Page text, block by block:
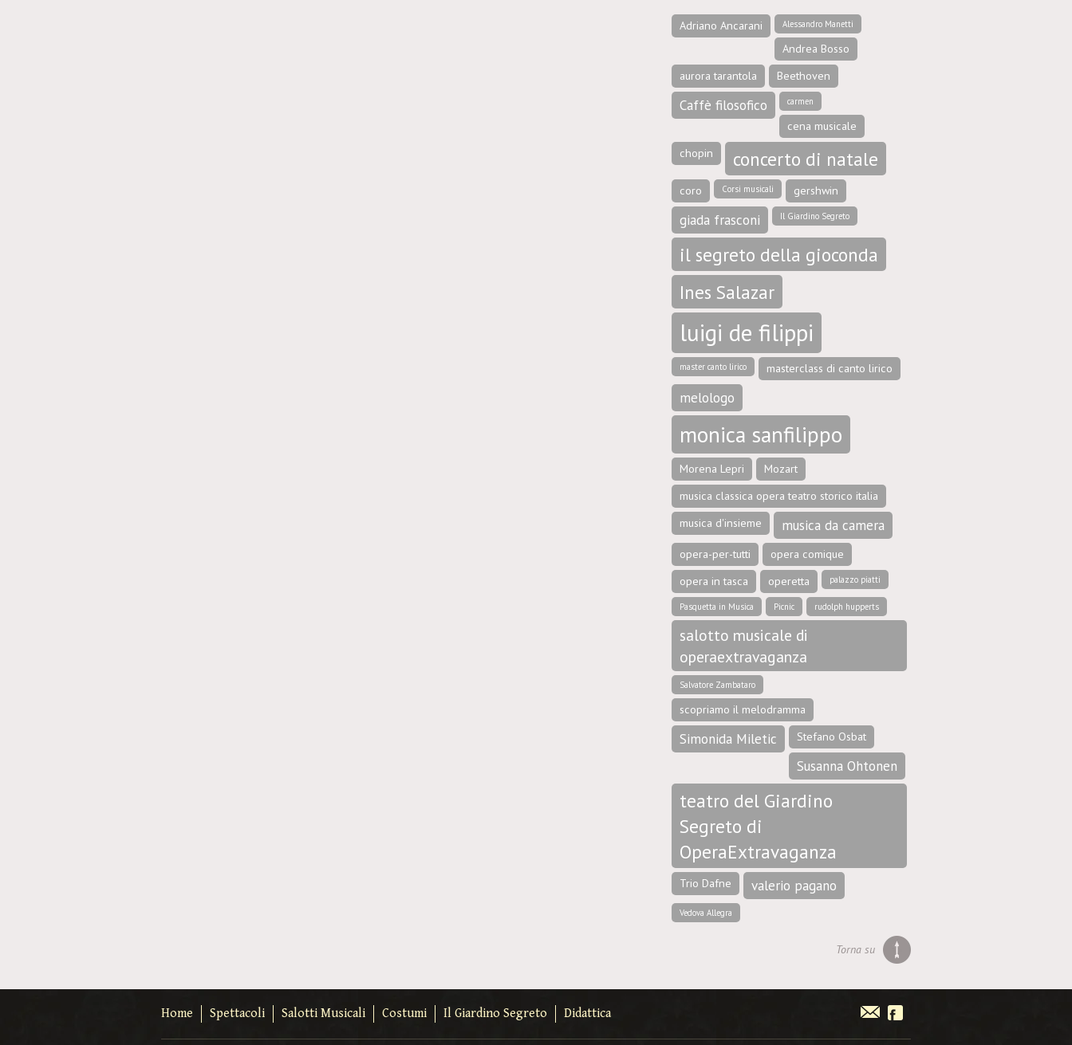
Adriano Ancarani Alessandro Manetti
Andrea Bosso
aurora tarantola
Beethoven
Caffè filosofico carmen
cena musicale
chopin
concerto di natale
coro Corsi musicali gershwin
giada frasconi Il Giardino Segreto
il segreto della gioconda
Ines Salazar
luigi de filippi
master canto lirico masterclass di canto lirico
melologo
monica sanfilippo
Morena Lepri
Mozart
musica classica opera teatro storico italia
musica d'insieme
musica da camera
opera-per-tutti
opera comique
opera in tasca
operetta palazzo piatti
Pasquetta in Musica Picnic rudolph hupperts
salotto musicale di
operaextravaganza
Salvatore Zambataro
scopriamo il melodramma
Simonida Miletic Stefano Osbat
Susanna Ohtonen
teatro del Giardino
Segreto di
OperaExtravaganza
Trio Dafne valerio pagano
Vedova Allegra
Torna su
Home Spettacoli Salotti Musicali Costumi Il Giardino Segreto Didattica